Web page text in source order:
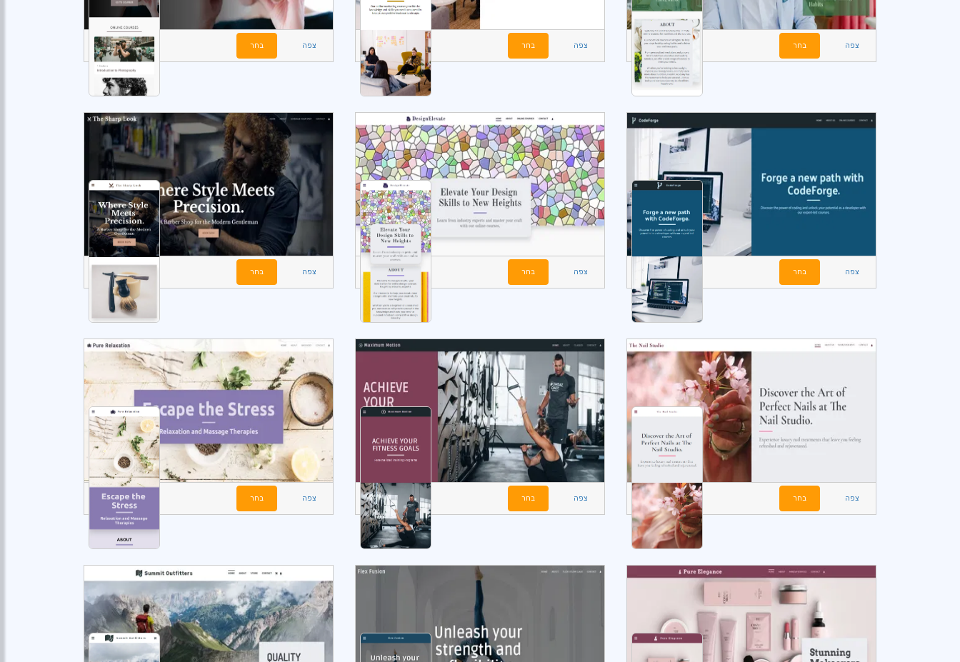
צפה בחר צפה בחר צפה בחר
צפה בחר צפה בחר צפה בחר
צפה בחר צפה בחר צפה בחר